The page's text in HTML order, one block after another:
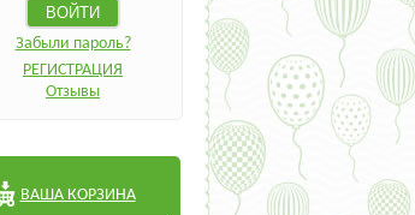
Забыли пароль?
РЕГИСТРАЦИЯ
Отзывы
ВАША КОРЗИНА